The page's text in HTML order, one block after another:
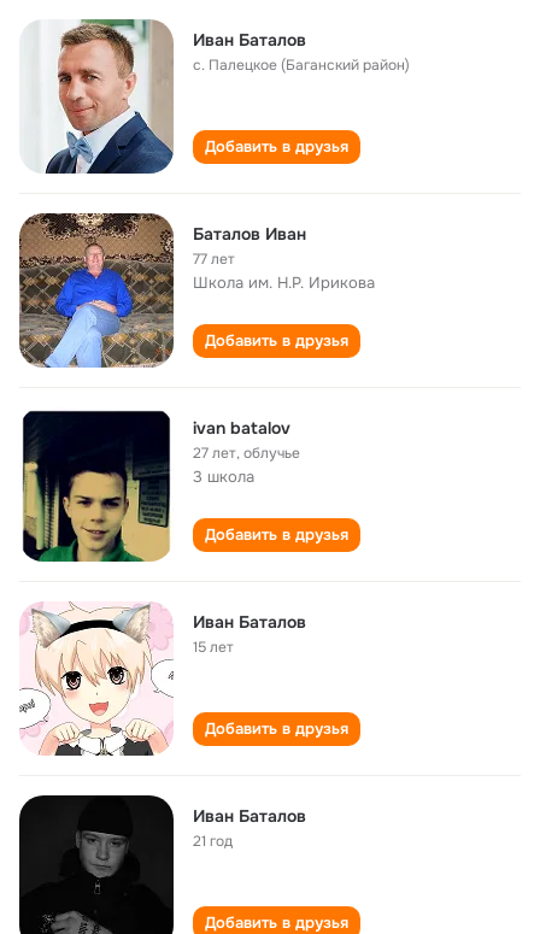
Иван Баталов
с. Палецкое (Баганский район)
Добавить в друзья
Баталов Иван
77 лет
Школа им. Н.Р. Ирикова
Добавить в друзья
ivan batalov
27 лет,облучье
3 школа
Добавить в друзья
Иван Баталов
15 лет
Добавить в друзья
Иван Баталов
21 год
Добавить в друзья